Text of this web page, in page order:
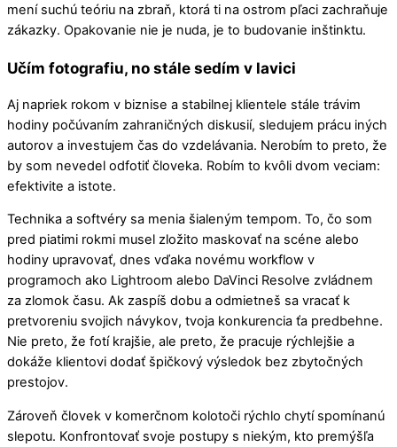
mení suchú teóriu na zbraň, ktorá ti na ostrom pľaci zachraňuje
zákazky. Opakovanie nie je nuda, je to budovanie inštinktu.
Učím fotografiu, no stále sedím v lavici
Aj napriek rokom v biznise a stabilnej klientele stále trávim
hodiny počúvaním zahraničných diskusií, sledujem prácu iných
autorov a investujem čas do vzdelávania. Nerobím to preto, že
by som nevedel odfotiť človeka. Robím to kvôli dvom veciam:
efektivite a istote.
Technika a softvéry sa menia šialeným tempom. To, čo som
pred piatimi rokmi musel zložito maskovať na scéne alebo
hodiny upravovať, dnes vďaka novému workflow v
programoch ako Lightroom alebo DaVinci Resolve zvládnem
za zlomok času. Ak zaspíš dobu a odmietneš sa vracať k
pretvoreniu svojich návykov, tvoja konkurencia ťa predbehne.
Nie preto, že fotí krajšie, ale preto, že pracuje rýchlejšie a
dokáže klientovi dodať špičkový výsledok bez zbytočných
prestojov.
Zároveň človek v komerčnom kolotoči rýchlo chytí spomínanú
slepotu. Konfrontovať svoje postupy s niekým, kto premýšľa